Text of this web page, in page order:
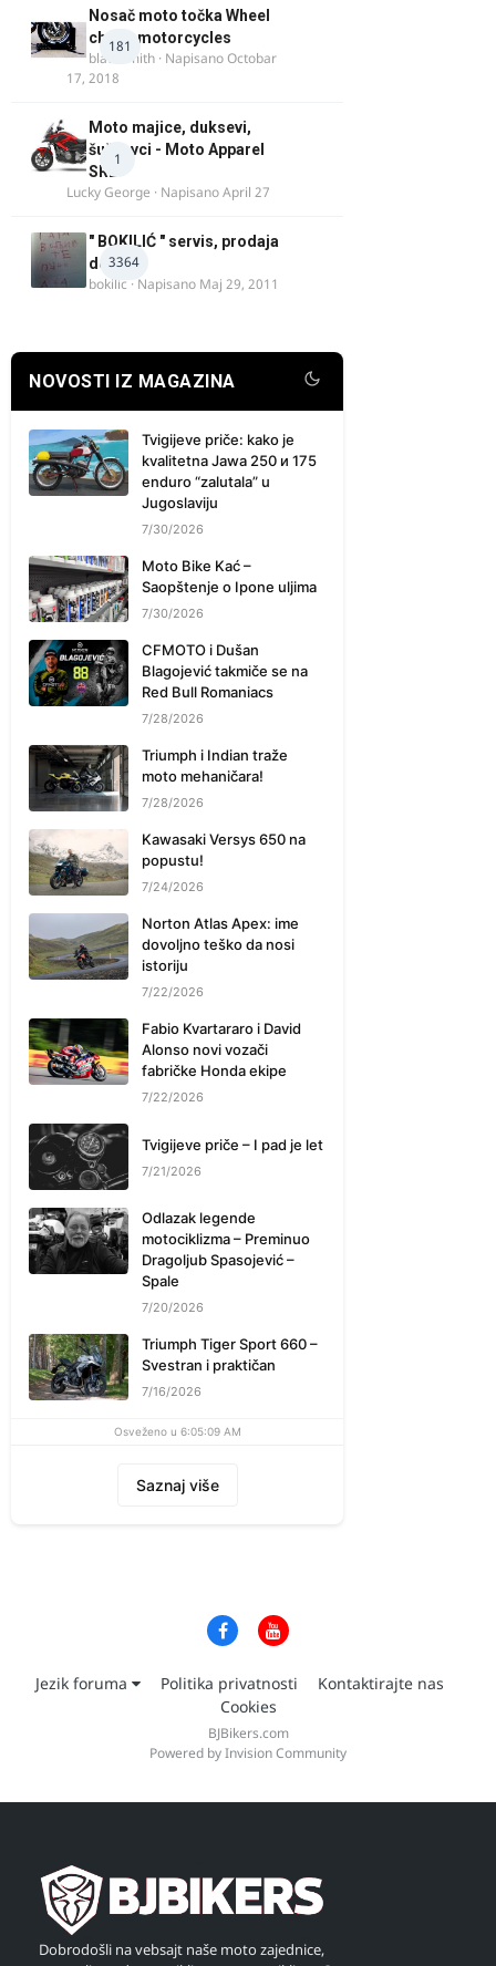
181
Nosač moto točka Wheel
chock motorcycles
blacksmith · NapisanoOctobar
17, 2018
1
Moto majice, duksevi,
šuškavci - Moto Apparel
SRB
Lucky George · NapisanoApril 27
3364
" BOKILIĆ " servis, prodaja
delova
bokilic · Napisano Maj 29, 2011
NOVOSTI IZ MAGAZINA
Tvigijeve priče: kako je
kvalitetna Jawa 250 и 175
enduro “zalutala” u
Jugoslaviju
7/30/2026
Moto Bike Kać –
Saopštenje o Ipone uljima
7/30/2026
CFMOTO i Dušan
Blagojević takmiče se na
Red Bull Romaniacs
7/28/2026
Triumph i Indian traže
moto mehaničara!
7/28/2026
Kawasaki Versys 650 na
popustu!
7/24/2026
Norton Atlas Apex: ime
dovoljno teško da nosi
istoriju
7/22/2026
Fabio Kvartararo i David
Alonso novi vozači
fabričke Honda ekipe
7/22/2026
Tvigijeve priče – I pad je let
7/21/2026
Odlazak legende
motociklizma – Preminuo
Dragoljub Spasojević –
Spale
7/20/2026
Triumph Tiger Sport 660 –
Svestran i praktičan
7/16/2026
Osveženo u 6:05:09 AM
Saznaj više
Jezik foruma Politika privatnosti
Kontaktirajte nas
Cookies
BJBikers.com
Powered by Invision Community
Dobrodošli na vebsajt naše moto zajednice,